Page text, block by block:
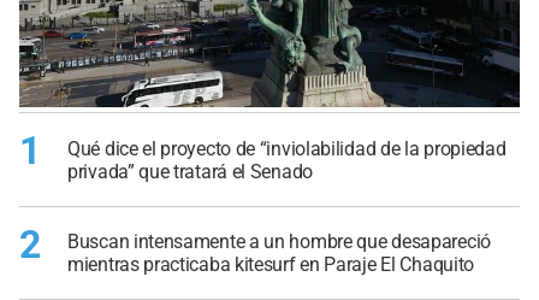
1
Qué dice el proyecto de “inviolabilidad de la propiedad
privada” que tratará el Senado
2
Buscan intensamente a un hombre que desapareció
mientras practicaba kitesurf en Paraje El Chaquito